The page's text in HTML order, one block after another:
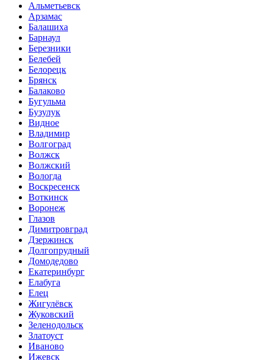
Альметьевск
Арзамас
Балашиха
Барнаул
Березники
Белебей
Белорецк
Брянск
Балаково
Бугульма
Бузулук
Видное
Владимир
Волгоград
Волжск
Волжский
Вологда
Воскресенск
Воткинск
Воронеж
Глазов
Димитровград
Дзержинск
Долгопрудный
Домодедово
Екатеринбург
Елабуга
Елец
Жигулёвск
Жуковский
Зеленодольск
Златоуст
Иваново
Ижевск